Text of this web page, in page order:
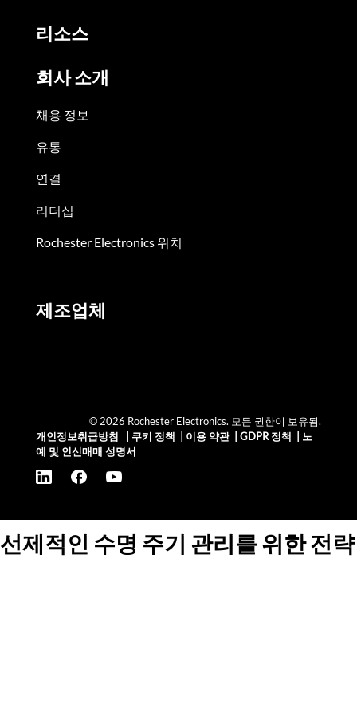
리소스
회사 소개
채용 정보
유통
연결
리더십
Rochester Electronics 위치
제조업체
© 2026 Rochester Electronics. 모든 권한이 보유됨.
개인정보취급방침
쿠키 정책 이용 약관| GDPR 정책
노
예 및 인신매매 성명서
선제적인 수명 주기 관리를 위한 전략